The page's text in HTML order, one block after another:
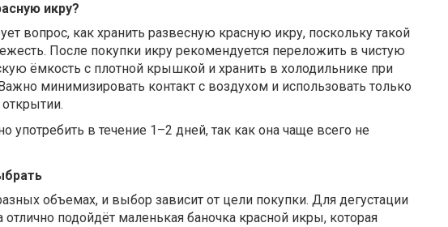
икру?
вопрос, как хранить развесную красную икру, поскольку такой
После покупки икру рекомендуется переложить в чистую
ёмкость с плотной крышкой и хранить в холодильнике при
минимизировать контакт с воздухом и использовать только
употребить в течение 1–2 дней, так как она чаще всего не
объемах, и выбор зависит от цели покупки. Для дегустации
подойдёт маленькая баночка красной икры, которая